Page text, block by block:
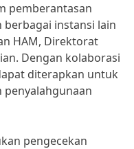
pemberantasan
berbagai instansi lain
HAM, Direktorat
Dengan kolaborasi
diterapkan untuk
penyalahgunaan
pengecekan